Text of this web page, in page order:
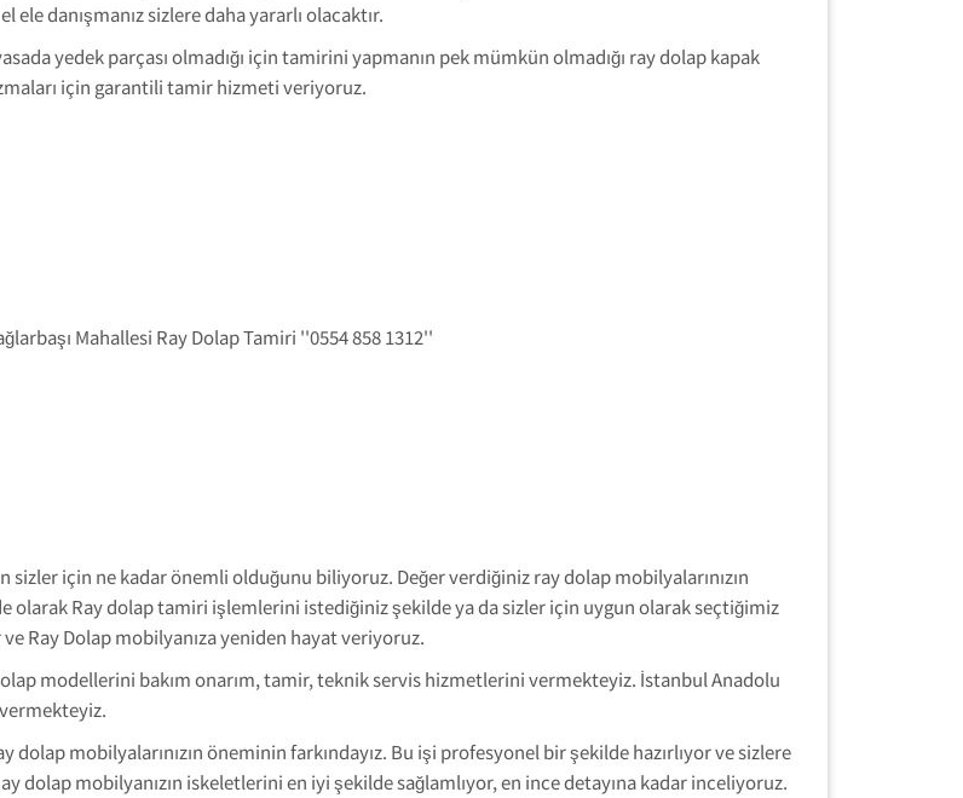
ele danışmanız sizlere daha yararlı olacaktır.
yedek parçası olmadığı için tamirini yapmanın pek mümkün olmadığı ray dolap kapak
için garantili tamir hizmeti veriyoruz.
sizler için ne kadar önemli olduğunu biliyoruz. Değer verdiğiniz ray dolap mobilyalarınızın
olarak Ray dolap tamiri işlemlerini istediğiniz şekilde ya da sizler için uygun olarak seçtiğimiz
Ray Dolap mobilyanıza yeniden hayat veriyoruz.
modellerini bakım onarım, tamir, teknik servis hizmetlerini vermekteyiz. İstanbul Anadolu
dolap mobilyalarınızın öneminin farkındayız. Bu işi profesyonel bir şekilde hazırlıyor ve sizlere
dolap mobilyanızın iskeletlerini en iyi şekilde sağlamlıyor, en ince detayına kadar inceliyoruz.